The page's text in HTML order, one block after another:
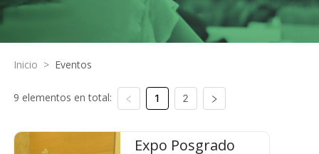
Inicio > Eventos
9 elementos en total: 1 2
Expo Posgrado